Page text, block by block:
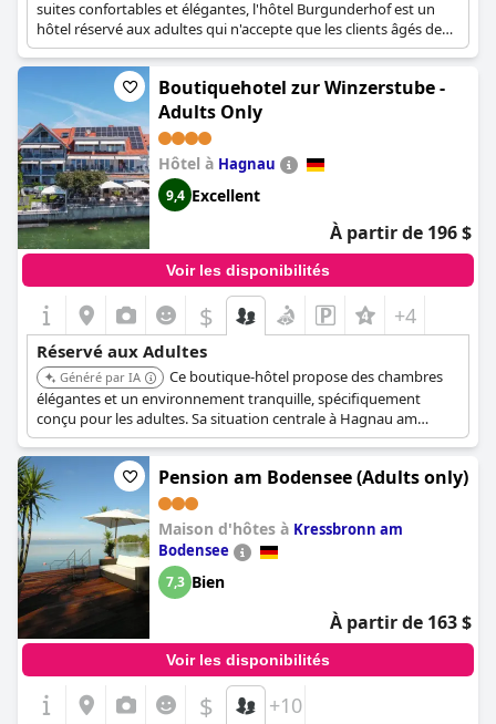
suites confortables et élégantes, l'hôtel Burgunderhof est un
hôtel réservé aux adultes qui n'accepte que les clients âgés de
plus de 18 ans. L'hôtel dispose d'installations de spa
rafraîchissantes, d'une grande piscine extérieure, de services de
beauté et de soins, ainsi que de l'atmosphère la plus relaxante et
la plus tranquille qui rendra le séjour de chaque client aussi
revigorant et inoubliable que possible.
Boutiquehotel zur Winzerstube -
Adults Only
Hôtel à Hagnau
9,4 Excellent
À partir de 196 $
Voir les disponibilités
$ +4
Réservé aux Adultes
Généré par IA
Ce boutique-hôtel propose des chambres
élégantes et un environnement tranquille, spécifiquement
conçu pour les adultes. Sa situation centrale à Hagnau am
Bodensee offre un accès pratique aux attractions locales,
améliorant l'expérience exclusive globale.
Pension am Bodensee (Adults only)
Maison d'hôtes à Kressbronn am
Bodensee
7,3 Bien
À partir de 163 $
Voir les disponibilités
$ +10